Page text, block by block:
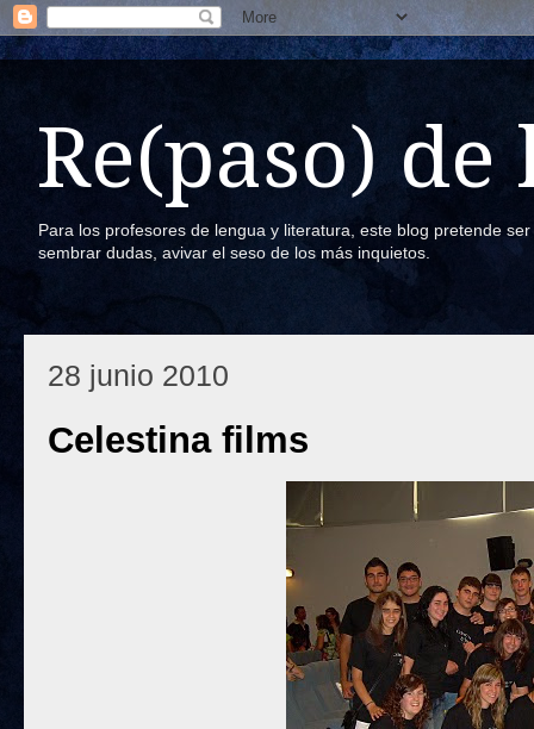
Re(paso) de
Para los profesores de lengua y literatura, este blog pretende
sembrar dudas, avivar el seso de los más inquietos.
28 junio 2010
Celestina films